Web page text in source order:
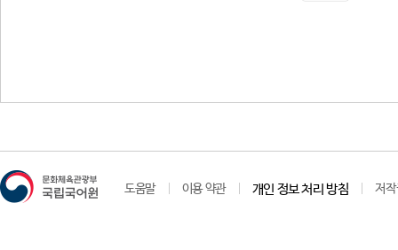
도움말 이용 약관 개인 정보 처리 방침 저